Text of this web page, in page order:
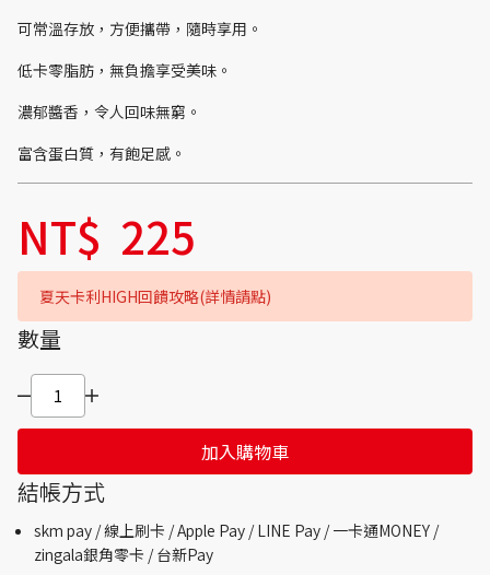
可常溫存放，方便攜帶，隨時享用。
低卡零脂肪，無負擔享受美味。
濃郁醬香，令人回味無窮。
富含蛋白質，有飽足感。
NT$ 225
夏天卡利HIGH回饋攻略(詳情請點)
數量
加入購物車
結帳方式
skm pay /線上刷卡 / Apple Pay /LINE Pay / 一卡通MONEY /
zingala銀角零卡 /台新Pay